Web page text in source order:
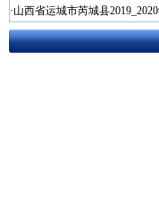
·山西省运城市芮城县